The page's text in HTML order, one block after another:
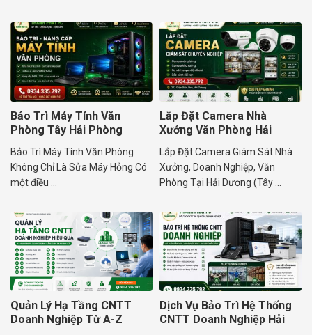
Bảo Trì Máy Tính Văn
Phòng Tây Hải Phòng
Bảo Trì Máy Tính Văn Phòng
Không Chỉ Là Sửa Máy Hỏng Có
một điều ...
Lắp Đặt Camera Nhà
Xưởng Văn Phòng Hải
Dương Uy Tín
Lắp Đặt Camera Giám Sát Nhà
Xưởng, Doanh Nghiệp, Văn
Phòng Tại Hải Dương (Tây ...
Quản Lý Hạ Tầng CNTT
Doanh Nghiệp Từ A-Z
Dịch Vụ Bảo Trì Hệ Thống
CNTT Doanh Nghiệp Hải